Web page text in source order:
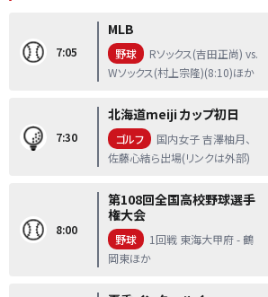
7:05
MLB
野球
Rソックス(吉田正尚) vs.
Wソックス(村上宗隆)(8:10)ほか
7:30
北海道meiji カップ初日
ゴルフ
国内女子 吉澤柚月、
佐藤心結ら出場(リンクは外部)
8:00
第108回全国高校野球選手
権大会
野球
1回戦 東海大甲府 - 鶴
岡東ほか